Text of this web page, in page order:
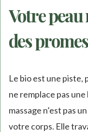
Votre
des
Le bio est une piste,
ne remplace pas
massage n’est pas
votre corps. Elle